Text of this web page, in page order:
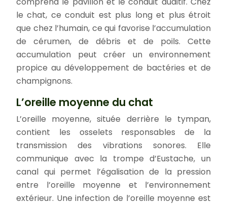
le chat, ce conduit est plus long et plus étroit
que chez l’humain, ce qui favorise l’accumulation
de cérumen, de débris et de poils. Cette
accumulation peut créer un environnement
propice au développement de bactéries et de
champignons.
L’oreille moyenne du chat
L’oreille moyenne, située derrière le tympan,
contient les osselets responsables de la
transmission des vibrations sonores. Elle
communique avec la trompe d’Eustache, un
canal qui permet l’égalisation de la pression
entre l’oreille moyenne et l’environnement
extérieur. Une infection de l’oreille moyenne est